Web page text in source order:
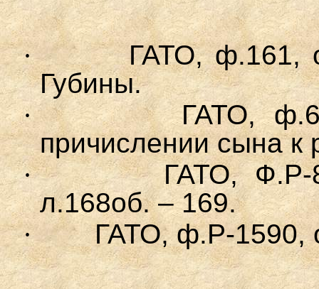
·
ГАТО, ф.161,
Губины.
·
ГАТО,
причислении сына к
·
ГАТО, Ф.Р-
л.168об. – 169.
·
ГАТО, ф.Р-1590,